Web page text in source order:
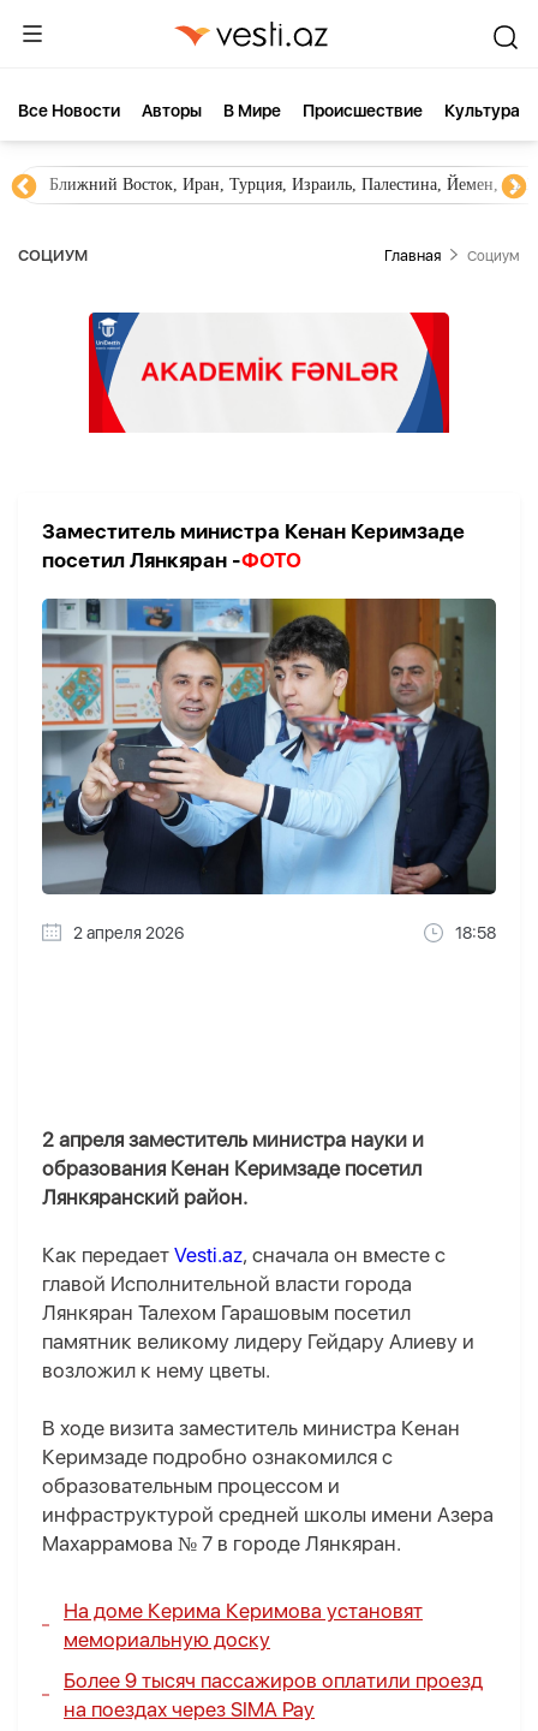
Все Новости Aвторы В Мире Происшествие Культура
Ближний Восток, Иран, Турция, Израиль, Палестина, Йемен,
СОЦИУМ Главная Социум
Заместитель министра Кенан Керимзаде
посетил Лянкяран -ФОТО
2 апреля 2026 18:58
2 апреля заместитель министра науки и
образования Кенан Керимзаде посетил
Лянкяранский район.
Как передает Vesti.az, сначала он вместе с
главой Исполнительной власти города
Лянкяран Талехом Гарашовым посетил
памятник великому лидеру Гейдару Алиеву и
возложил к нему цветы.
В ходе визита заместитель министра Кенан
Керимзаде подробно ознакомился с
образовательным процессом и
инфраструктурой средней школы имени Азера
Махаррамова № 7 в городе Лянкяран.
На доме Керима Керимова установят
мемориальную доску
Более 9 тысяч пассажиров оплатили проезд
на поездах через SIMA Pay